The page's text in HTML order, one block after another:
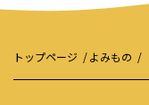
トップページ よみもの